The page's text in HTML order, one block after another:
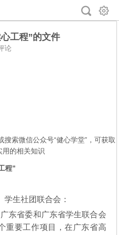
工程”的文件
论
搜索微信公众号“健心学堂”，可获取
用的相关知识
程”
生社团联合会：
东省委和广东省学生联合会
重要工作项目，在广东省高